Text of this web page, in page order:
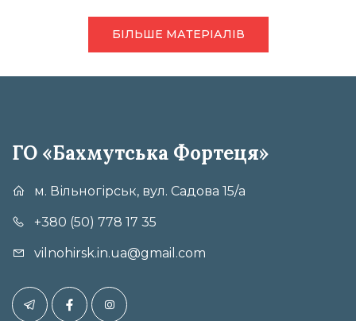
БІЛЬШЕ МАТЕРІАЛІВ
ГО «Бахмутська Фортеця»
м. Вільногірськ, вул. Садова 15/а
+380 (50) 778 17 35
vilnohirsk.in.ua@gmail.com